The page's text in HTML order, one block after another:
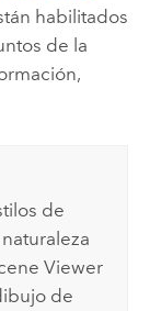
habilitados
de la
de
Viewer
de